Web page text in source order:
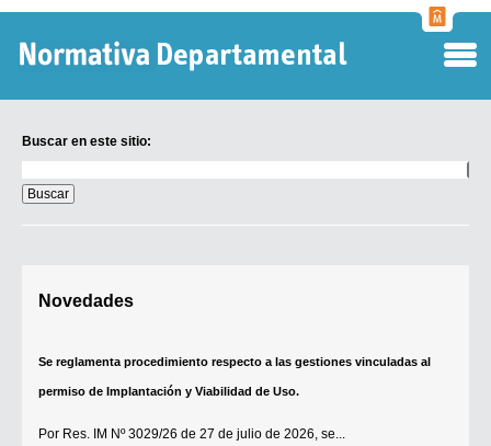
Buscar en este sitio:
en
este
sitio:
Novedades
Se reglamenta procedimiento respecto a las gestiones vinculadas al
permiso de Implantación y Viabilidad de Uso.
Por Res. IM Nº 3029/26 de 27 de julio de 2026, se...